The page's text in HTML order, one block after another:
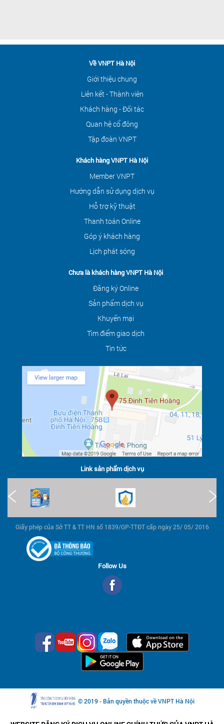
Về VNPT Hà Nội
Giới thiệu chung
Liên kết - Thành viên
Khách hàng - Đối tác
Quan hệ cổ đông
Tập đoàn VNPT
Khách hàng VNPT Hà Nội
Member VNPT
Hướng dẫn sử dụng dịch vụ
Hỗ trợ kỹ thuật
Thanh toán Online
Góp ý khách hàng
Lịch phát sóng
Chưa là khách hàng VNPT Hà Nội
Đăng ký Online
Sản phẩm dịch vụ
Khuyến mại
Tìm điểm giao dịch
Tin tức
Link sản phẩm dịch vụ
Giấy phép của Sở TT & TT HN số 1839/GP-TTĐT cấp ngày 25/ 05/ 2016
Follow Us
© 2019 - Bản quyền thuộc về VNPT Hà Nội